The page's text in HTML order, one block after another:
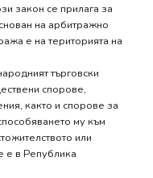
закон се прилага за
на арбитражно
е на територията на
търговски
спорове,
както и спорове за
му към
или
е в Република